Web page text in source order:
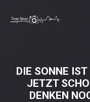
DIE SONNE
JETZT
DENKEN